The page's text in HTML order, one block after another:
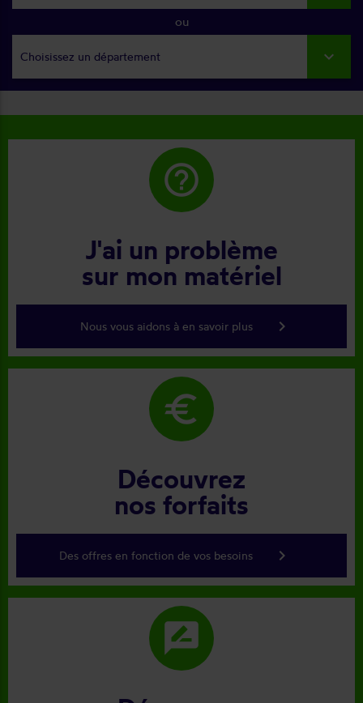
ou
Choisissez un département
help_outline
J'ai un problème
sur mon matériel
Nous vous aidons à en savoir plus keyboard_arrow_right
euro
Découvrez
nos forfaits
Des offres en fonction de vos besoins keyboard_arrow_right
rate_review